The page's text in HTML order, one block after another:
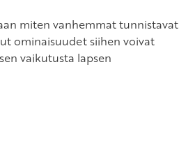
miten vanhemmat tunnistavat
ominaisuudet siihen voivat
vaikutusta lapsen